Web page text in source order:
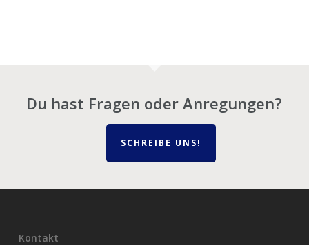
Du hast Fragen oder Anregungen?
SCHREIBE UNS!
Kontakt